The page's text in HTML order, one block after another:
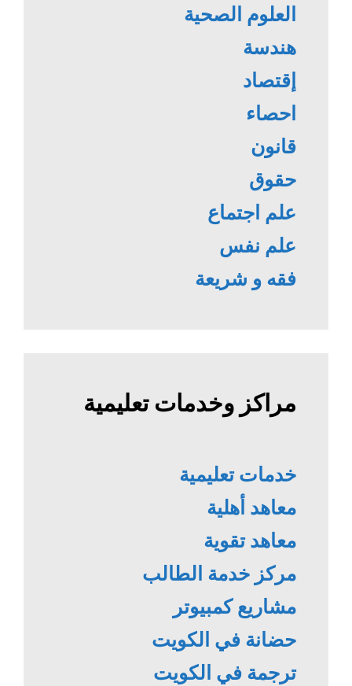
العلوم الصحية
هندسة
إقتصاد
احصاء
قانون
حقوق
علم اجتماع
علم نفس
فقه و شريعة
مراكز وخدمات تعليمية
خدمات تعليمية
معاهد أهلية
معاهد تقوية
مركز خدمة الطالب
مشاريع كمبيوتر
حضانة في الكويت
ترجمة في الكويت